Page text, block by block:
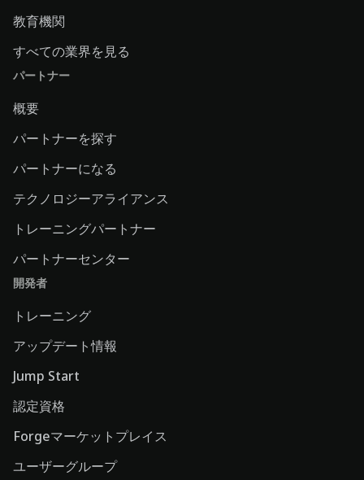
教育機関
すべての業界を見る
パートナー
概要
パートナーを探す
パートナーになる
テクノロジーアライアンス
トレーニングパートナー
パートナーセンター
開発者
トレーニング
アップデート情報
Jump Start
認定資格
Forgeマーケットプレイス
ユーザーグループ